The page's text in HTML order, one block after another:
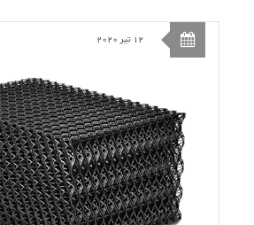
12 تیر 2020